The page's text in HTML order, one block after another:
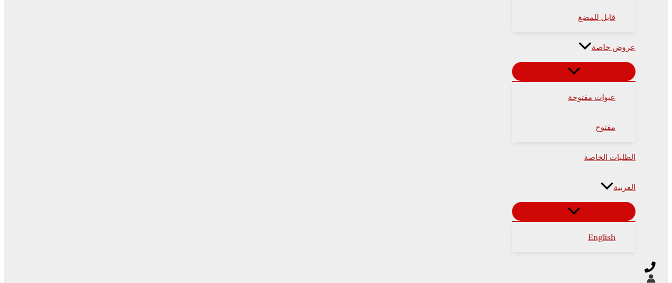
قابل للمضغ
عروض خاصة
عبوات مفتوحة
مفتوح
الطلبات الخاصة
العربية
English